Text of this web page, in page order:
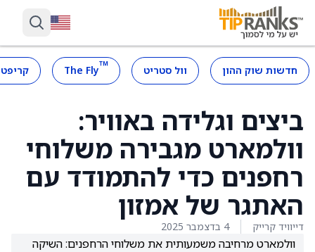
חדשות שוק ההון וול סטריט ™
The Fly
ביצים וגלידה באוויר:
וולמארט מגבירה משלוחי
רחפנים כדי להתמודד עם
האתגר של אמזון
דייוויד קרייק 4 בדצמבר 2025
וולמארט מרחיבה משמעותית את משלוחי הרחפנים: השיקה